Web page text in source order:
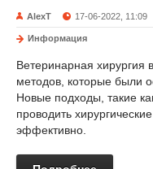
AlexT 17-06-2022, 11:09
Информация
Ветеринарная хирургия
методов, которые были
Новые подходы, такие
проводить
эффективно.